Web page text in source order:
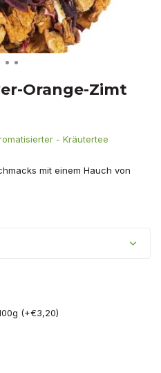
Orange-Zimt
- Kräutertee
mit einem Hauch von
(+€3,20)